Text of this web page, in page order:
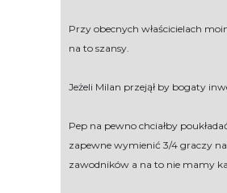
Przy obecnych właścicielach
na to szansy.
Jeżeli Milan przejął by bogaty
Pep na pewno chciałby
zapewne wymienić 3/4 graczy
zawodników a na to nie mamy